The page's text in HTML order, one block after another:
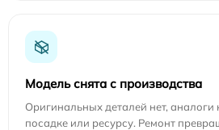
Модель снята с производства
Оригинальных деталей нет, аналоги
посадке или ресурсу. Ремонт